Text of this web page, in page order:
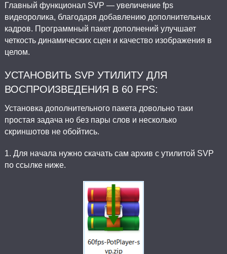
Главный функционал SVP — увеличение fps
видеоролика, благодаря добавлению дополнительных
кадров. Программный пакет дополнений улучшает
четкость динамических сцен и качество изображения в
целом.
УСТАНОВИТЬ SVP УТИЛИТУ ДЛЯ
ВОСПРОИЗВЕДЕНИЯ В 60 FPS:
Установка дополнительного пакета довольно таки
простая задача но без пары слов и несколько
скриншотов не обойтись.
1. Для начала нужно скачать сам архив с утилитой SVP
по ссылке ниже.